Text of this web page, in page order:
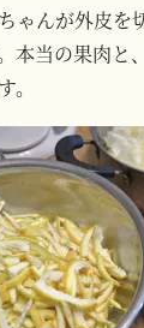
ゃんが外皮を
本当の果肉と
。